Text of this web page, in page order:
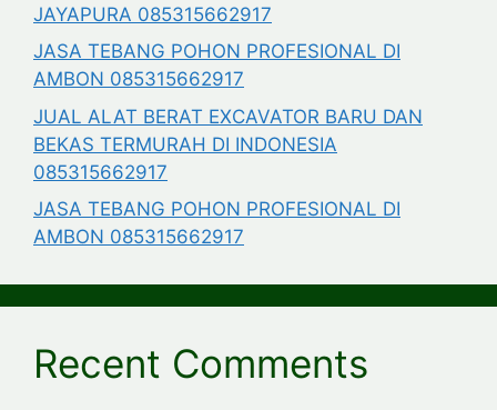
JAYAPURA 085315662917
JASA TEBANG POHON PROFESIONAL DI
AMBON 085315662917
JUAL ALAT BERAT EXCAVATOR BARU DAN
BEKAS TERMURAH DI INDONESIA
085315662917
JASA TEBANG POHON PROFESIONAL DI
AMBON 085315662917
Recent Comments